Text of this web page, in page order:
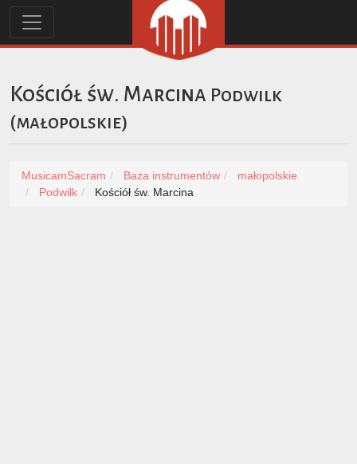
Kościół św. Marcina Podwilk
(małopolskie)
MusicamSacram Baza instrumentów
małopolskie
Podwilk
Kościół św. Marcina